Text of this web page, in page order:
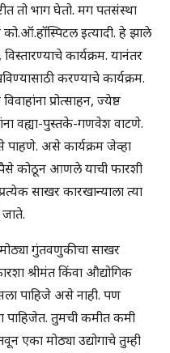
तो भाग घेतो. मग पतसंस्था
इत्यादी. हे झाले
कार्यक्रम. यानंतर
करण्याचे कार्यक्रम.
प्रोत्साहन, ज्येष्ठ
वह्या-पुस्तके-गणवेश वाटणे.
पाहणे. असे कार्यक्रम जेव्हा
पैसे कोठून आणले याची फारशी
प्रत्येक साखर कारखान्याला त्या
गुंतवणुकीचा साखर
श्रीमंत किंवा औद्योगिक
पाहिजे असे नाही. पण
पाहिजेत. तुमची कमीत कमी
एका मोठ्या उद्योगाचे तुम्ही